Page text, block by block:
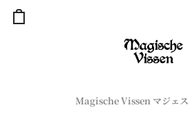
Magische Vissen マジェス